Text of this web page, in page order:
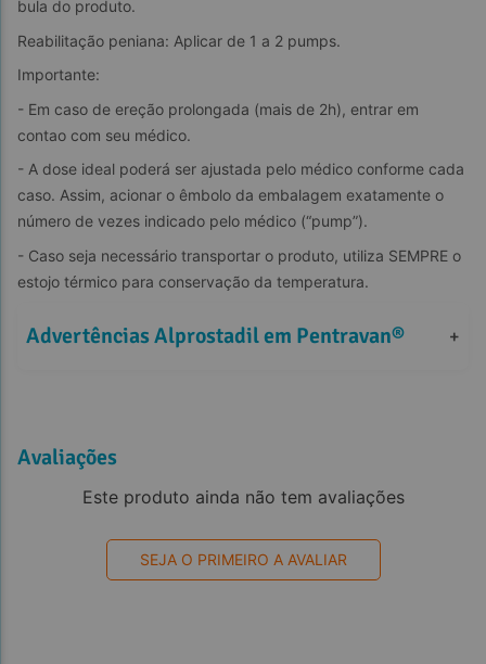
bula do produto.
Reabilitação peniana: Aplicar de 1 a 2 pumps.
Importante:
- Em caso de ereção prolongada (mais de 2h), entrar em
contao com seu médico.
- A dose ideal poderá ser ajustada pelo médico conforme cada
caso. Assim, acionar o êmbolo da embalagem exatamente o
número de vezes indicado pelo médico (“pump”).
- Caso seja necessário transportar o produto, utiliza SEMPRE o
estojo térmico para conservação da temperatura.
Advertências Alprostadil em Pentravan® +
Avaliações
Este produto ainda não tem avaliações
SEJA O PRIMEIRO A AVALIAR